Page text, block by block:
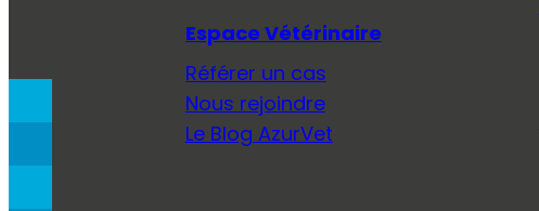
Espace Vétérinaire
Référer un cas
Nous rejoindre
Le Blog AzurVet